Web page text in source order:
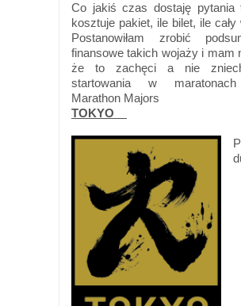
Co jakiś czas dostaję pytania
kosztuje pakiet, ile bilet, ile cały
Postanowiłam zrobić
finansowe takich wojaży i mam
że to zachęci a nie
startowania w
Marathon Majors
TOKYO